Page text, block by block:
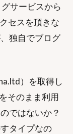
サービスから
セスを頂きな
独自でブログ
）を取得し
そのまま利用
ではないか？
タイプなの